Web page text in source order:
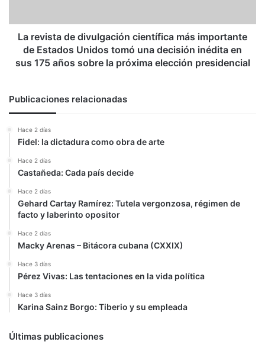
Estados
Unidos
tomó
una
en
años
sobre
la
próxima
presidencial
La revista de divulgación científica más importante
de Estados Unidos tomó una decisión inédita en
sus 175 años sobre la próxima elección presidencial
Publicaciones relacionadas
Hace 2 días
Fidel: la dictadura como obra de arte
Hace 2 días
Castañeda: Cada país decide
Hace 2 días
Gehard Cartay Ramírez: Tutela vergonzosa, régimen de
facto y laberinto opositor
Hace 2 días
Macky Arenas – Bitácora cubana (CXXIX)
Hace 3 días
Pérez Vivas: Las tentaciones en la vida política
Hace 3 días
Karina Sainz Borgo: Tiberio y su empleada
Últimas publicaciones